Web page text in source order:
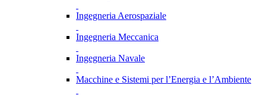
Ingegneria Aerospaziale
Ingegneria Meccanica
Ingegneria Navale
Macchine e Sistemi per l’Energia e l’Ambiente